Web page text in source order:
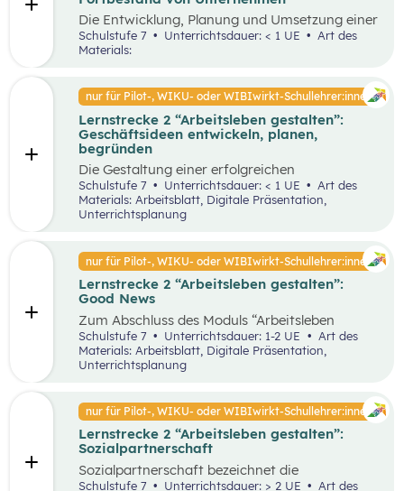
Eigenschaften verfügen. Diese spielen eine
große Rolle in unserer Gesellschaft, indem sie
Arbeitsplätze schaffen, Innovationen
voranbringen und das wirtschaftliche
widmet sich insbesondere den Eigenschaften
von Entrepreneur:innen und
Intrapreneur:innen.
Die Entwicklung, Planung und Umsetzung einer
guten Geschäftsidee ist lediglich der Anfang
eines erfolgreichen Unternehmens. Die
Faktoren ab. Demzufolge wird in diesem
Unterrichtsszenario auf entscheidende
Kriterien für das langfristige Bestehen von
Unternehmen näher eingegangen.
Schulstufe 7 Unterrichtsdauer: < 1 UE
Materials:
nur für Pilot-, WIKU- oder WIBIwirkt-Schullehrer:innen
Lernstrecke 2 “Arbeitsleben gestalten”:
Geschäftsideen entwickeln, planen,
begründen
Die Gestaltung einer erfolgreichen
Geschäftsidee ist der erste Schritt in die
Selbstständigkeit und die Basis für ein
erfolgreiches Unternehmen. In diesem
erfolgreiches Unternehmen analysiert. Des
Weiteren wird auf die Motive für die Gründung
von Unternehmen näher eingegangen.
Schulstufe 7 Unterrichtsdauer: < 1 UE
Art des
Materials: Arbeitsblatt, Digitale Präsentation,
Unterrichtsplanung
nur für Pilot-, WIKU- oder WIBIwirkt-Schullehrer:innen
Lernstrecke 2 “Arbeitsleben gestalten”:
Good News
Zum Abschluss des Moduls “Arbeitsleben
gestalten” ist es wichtig, dass die Schüler:innen
sich mit positiven Nachrichten und Beispielen
auseinandersetzen, um nicht von den
Herausforderungen der Arbeitswelt überwältigt
sollen die Schüler:innen nochmals den Bereich
Entrepreneurship anhand einer sehr
erfolgreichen Unternehmensgründung (Zotter)
erarbeiten. Dies soll dabei helfen, dass komplexe
Thema für die Schüler:innen stärker zu
vertiefen.
Schulstufe 7 Unterrichtsdauer: 1-2 UE
Materials: Arbeitsblatt, Digitale Präsentation,
Unterrichtsplanung
nur für Pilot-, WIKU- oder WIBIwirkt-Schullehrer:innen
Lernstrecke 2 “Arbeitsleben gestalten”:
Sozialpartnerschaft
Sozialpartnerschaft bezeichnet die
Zusammenarbeit zwischen Arbeitgeber:innen
Schulstufe 7 Unterrichtsdauer: > 2 UE